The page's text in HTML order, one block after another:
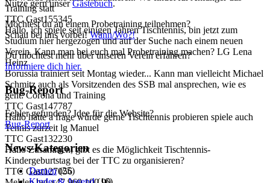
Training statt
TTC Gast155345
Hallo, ich spiele seit einigen Jahren Tischtennis, bin jetzt zum
Studium hier hergezogen und auf der Suche nach einem neuen
Verein. Kann man bei euch mal Probetraining machen? LG Lena
Heinz
Borussia trainiert seit Montag wieder... Kann man vielleicht Michael
Schmitz auch als Vorsitzenden des SSB mal ansprechen, wie es
geht: Corona und Training
TTC Gast147787
Hallo hätte a frage würde gerne Tischtennis probieren spiele auch
Tennis zurzeit lg Manuel
TTC Gast132230
Hallo Zusammen, gibt es die Möglichkeit Tischtennis-
Kindergeburtstag bei der TTC zu organisieren?
TTC Gast127056
Nutze gern unserGästebuch.
Möchtest du an einem Probetraining teilnehmen?
Schau bei uns vorbei!Wann/Wo?!
Du möchtest mehr über unseren Verein erfahren?
Informiere dich hier.
Bug-Report
Fehler gefunden? Idee für die Website?
Bug-Report
News-Kategorien
Damen(25)